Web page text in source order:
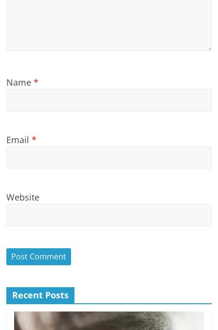
Name*
Email*
Website
Recent Posts